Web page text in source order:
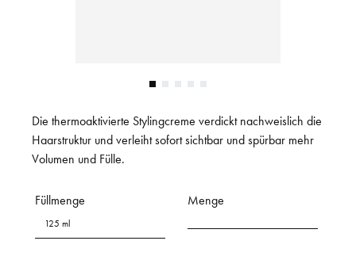
Die thermoaktivierte Stylingcreme verdickt nachweislich die
Haarstruktur und verleiht sofort sichtbar und spürbar mehr
Volumen und Fülle.
Füllmenge
125 ml
Menge